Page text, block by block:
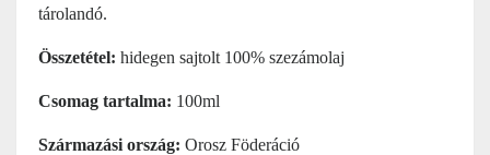
tárolandó.
Összetétel: hidegen sajtolt 100% szezámolaj
Csomag tartalma: 100ml
Származási ország: Orosz Föderáció